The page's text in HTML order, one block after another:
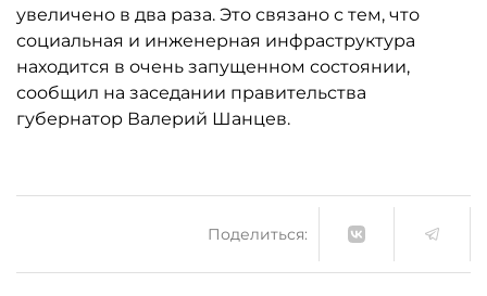
увеличено в два раза. Это связано с тем, что
социальная и инженерная инфраструктура
находится в очень запущенном состоянии,
сообщил на заседании правительства
губернатор Валерий Шанцев.
Поделиться: